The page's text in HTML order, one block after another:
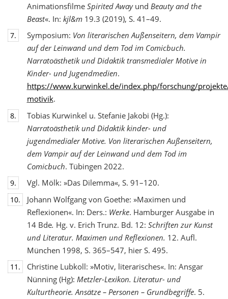
Animationsfilme Spirited Awayund Beauty and the
Beast«. In: kjl&m19.3 (2019), S. 41–49.
7. Symposium: Von literarischen Außenseitern, dem Vampir
auf der Leinwand und dem Tod im Comicbuch.
Narratoästhetik und Didaktik transmedialer Motive in
Kinder- und Jugendmedien.
https://www.kurwinkel.de/index.php/forschung/
motivik.
8.
Tobias Kurwinkel u. Stefanie Jakobi (Hg.):
Narratoästhetik und Didaktik kinder- und
jugendmedialer Motive. Von literarischen Außenseitern,
dem Vampir auf der Leinwand und dem Tod im
Comicbuch. Tübingen 2022.
9. Vgl. Mölk: »Das Dilemma«, S. 91–120.
10.
Johann Wolfgang von Goethe: »Maximen und
Reflexionen«. In: Ders.: Werke. Hamburger Ausgabe in
14 Bde. Hg. v. Erich Trunz. Bd. 12: Schriften zur Kunst
und Literatur. Maximen und Reflexionen. 12. Aufl.
München 1998, S. 365–547, hier S. 495.
11.
Christine Lubkoll: »Motiv, literarisches«. In: Ansgar
Nünning (Hg): Metzler-Lexikon. Literatur- und
Kulturtheorie. Ansätze – Personen – Grundbegriffe. 5.